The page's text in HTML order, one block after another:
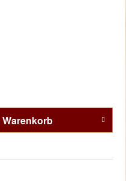
Warenkorb